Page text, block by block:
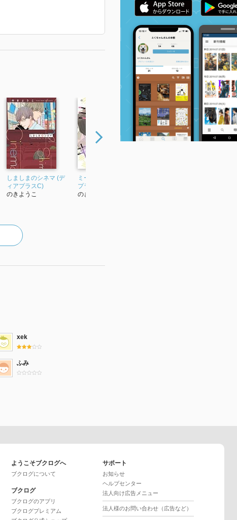
しましまのシネマ (デ
ィアプラスC)
のきようこ
ミーのキラー (ディア
プラスC)
のきようこ
xek
ふみ
ようこそブクログへ
ブクログについて
ブクログ
ブクログのアプリ
ブクログプレミアム
サポート
お知らせ
ヘルプセンター
法人向け広告メニュー
法人様のお問い合わせ（広告など）